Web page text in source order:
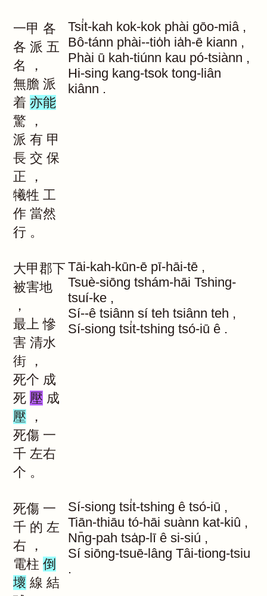
一甲 各
各 派 五
名
，
無膽 派
着 亦能
驚
，
派 有 甲
長 交 保
正
，
犧牲 工
作 當然
行 。
Tsi̍t-kah kok-kok phài gōo-miâ ,
Bô-tánn phài--tio̍h ia̍h-ē kiann ,
Phài ū kah-tiúnn kau pó-tsiànn ,
Hi-sing kang-tsok tong-liân
kiânn .
大甲郡下
被害地
，
最上 慘
害 清水
街
，
死个 成
死 壓 成
壓
，
死傷 一
千 左右
个 。
Tāi-kah-kūn-ē pī-hāi-tē ,
Tsuè-siōng tshám-hāi Tshing-
tsuí-ke ,
Sí--ê tsiânn sí teh tsiânn teh ,
Sí-siong tsi̍t-tshing tsó-iū ê .
死傷 一
千 的 左
右
，
電柱 倒
壞 線 結
Sí-siong tsi̍t-tshing ê tsó-iū ,
Tiān-thiāu tó-hāi suànn kat-kiû ,
Nn̄g-pah tsa̍p-lī ê si-siú ,
Sí siōng-tsuē-lâng Tâi-tiong-tsiu
.